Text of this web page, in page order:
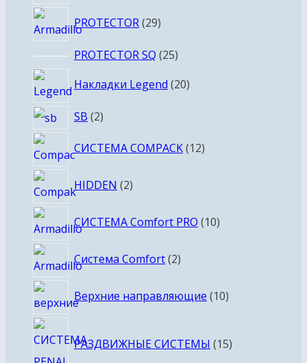
PROTECTOR 2929
PROTECTOR SQ 2525
Накладки Legend 2020
SB 22
СИСТЕМА COMPACK 1212
HIDDEN 22
СИСТЕМА Comfort PRO 1010
Система Comfort 22
Верхние направляющие 1010
РАЗДВИЖНЫЕ СИСТЕМЫ 15товаров